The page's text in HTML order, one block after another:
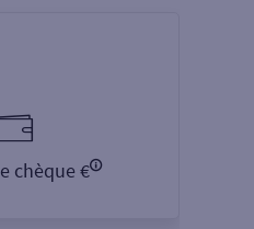
chèque €